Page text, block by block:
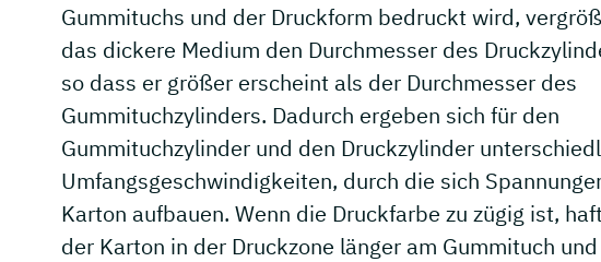
Gummituchs und der Druckform bedruckt wird,
das dickere Medium den Durchmesser des
so dass er größer erscheint als der Durchmesser des
Gummituchzylinders. Dadurch ergeben sich für den
Gummituchzylinder und den Druckzylinder
Umfangsgeschwindigkeiten, durch die sich
Karton aufbauen. Wenn die Druckfarbe zu zügig ist,
der Karton in der Druckzone länger am Gummituch